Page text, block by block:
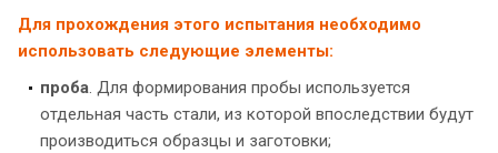
Для прохождения этого испытания необходимо
использовать следующие элементы:
проба. Для формирования пробы используется
отдельная часть стали, из которой впоследствии будут
производиться образцы и заготовки;